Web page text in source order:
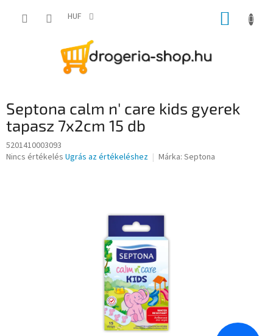
HUF KOSÁR
Septona calm n' care kids gyerek
tapasz 7x2cm 15 db
5201410003093
A
Nincs értékelés Ugrás az értékeléshez Márka: Septona